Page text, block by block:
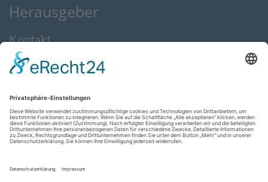
Herausgeber
Kontakt
Impressum
AGB
Feedback